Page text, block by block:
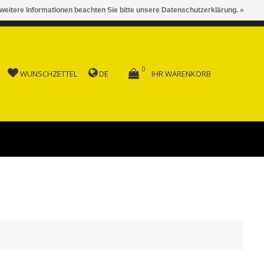
AB FR. 150.00
WUNSCHZETTEL DE IHR WARENKORB
0
Informationen beachten Sie bitte unsere Datenschutzerklärung. »